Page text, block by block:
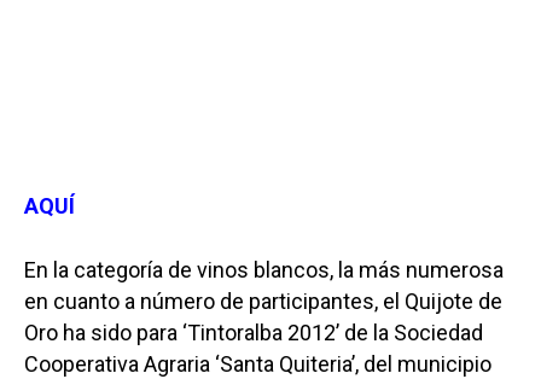
AQUÍ
En la categoría de vinos blancos, la más numerosa
en cuanto a número de participantes, el Quijote de
Oro ha sido para ‘Tintoralba 2012’ de la Sociedad
Cooperativa Agraria ‘Santa Quiteria’, del municipio